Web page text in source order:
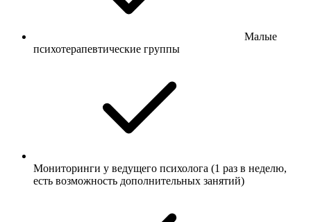
Малые
психотерапевтические группы
Мониторинги у ведущего психолога (1 раз в неделю,
есть возможность дополнительных занятий)